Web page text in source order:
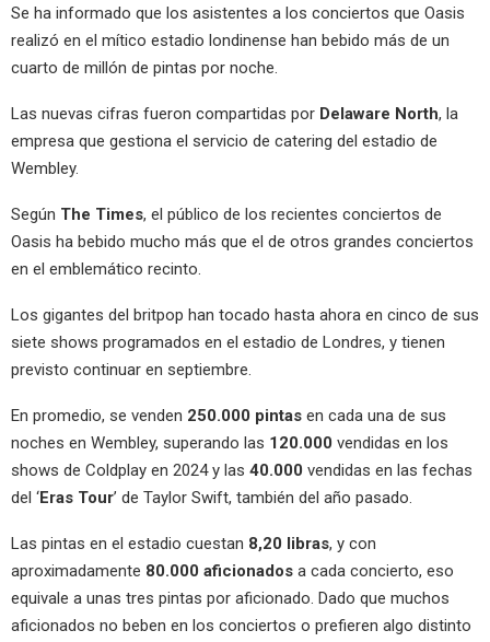
Se ha informado que los asistentes a los conciertos que Oasis
realizó en el mítico estadio londinense han bebido más de un
cuarto de millón de pintas por noche.
Las nuevas cifras fueron compartidas por Delaware North, la
empresa que gestiona el servicio de catering del estadio de
Wembley.
Según The Times, el público de los recientes conciertos de
Oasis ha bebido mucho más que el de otros grandes conciertos
en el emblemático recinto.
Los gigantes del britpop han tocado hasta ahora en cinco de sus
siete shows programados en el estadio de Londres, y tienen
previsto continuar en septiembre.
En promedio, se venden 250.000 pintas en cada una de sus
noches en Wembley, superando las 120.000 vendidas en los
shows de Coldplay en 2024 y las 40.000 vendidas en las fechas
del ‘Eras Tour’ de Taylor Swift, también del año pasado.
Las pintas en el estadio cuestan 8,20 libras, y con
aproximadamente 80.000 aficionados a cada concierto, eso
equivale a unas tres pintas por aficionado. Dado que muchos
aficionados no beben en los conciertos o prefieren algo distinto